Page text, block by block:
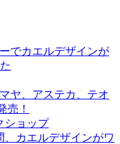
でカエルデザインが
ヤ、アステカ、テオ
売！
ショップ
カエルデザインがワ